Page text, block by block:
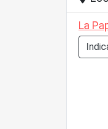
La